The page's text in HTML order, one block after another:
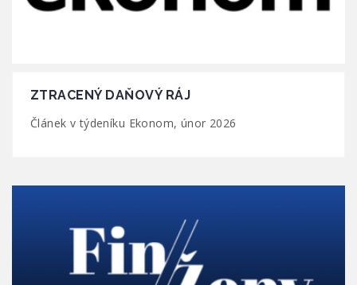
ZTRACENÝ DAŇOVÝ RÁJ
Článek v týdeníku Ekonom, únor 2026